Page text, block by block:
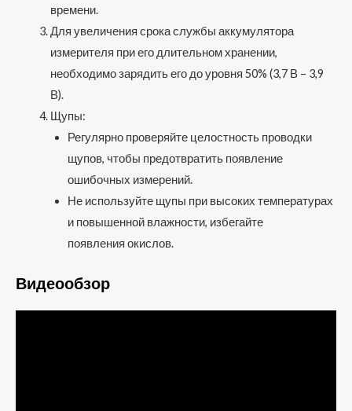
времени.
Для увеличения срока службы аккумулятора
измерителя при его длительном хранении,
необходимо зарядить его до уровня 50% (3,7 В – 3,9
В).
Щупы:
Регулярно проверяйте целостность проводки
щупов, чтобы предотвратить появление
ошибочных измерений.
Не используйте щупы при высоких температурах
и повышенной влажности, избегайте
появления окислов.
Видеообзор